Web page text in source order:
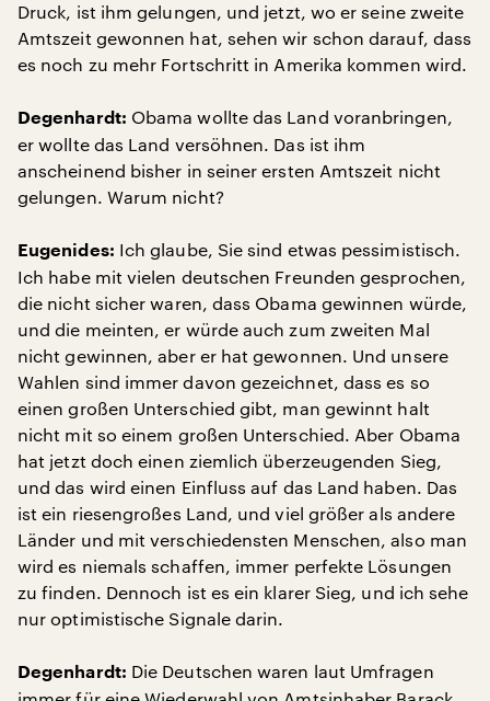
Druck, ist ihm gelungen, und jetzt, wo er seine zweite
Amtszeit gewonnen hat, sehen wir schon darauf, dass
es noch zu mehr Fortschritt in Amerika kommen wird.
Degenhardt: Obama wollte das Land voranbringen,
er wollte das Land versöhnen. Das ist ihm
anscheinend bisher in seiner ersten Amtszeit nicht
gelungen. Warum nicht?
Eugenides: Ich glaube, Sie sind etwas pessimistisch.
Ich habe mit vielen deutschen Freunden gesprochen,
die nicht sicher waren, dass Obama gewinnen würde,
und die meinten, er würde auch zum zweiten Mal
nicht gewinnen, aber er hat gewonnen. Und unsere
Wahlen sind immer davon gezeichnet, dass es so
einen großen Unterschied gibt, man gewinnt halt
nicht mit so einem großen Unterschied. Aber Obama
hat jetzt doch einen ziemlich überzeugenden Sieg,
und das wird einen Einfluss auf das Land haben. Das
ist ein riesengroßes Land, und viel größer als andere
Länder und mit verschiedensten Menschen, also man
wird es niemals schaffen, immer perfekte Lösungen
zu finden. Dennoch ist es ein klarer Sieg, und ich sehe
nur optimistische Signale darin.
Degenhardt: Die Deutschen waren laut Umfragen